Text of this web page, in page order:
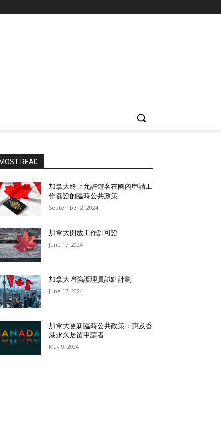
MOST READ
加拿大終止允許遊客在國內申請工
作簽證的臨時公共政策
September 2, 2024
加拿大開放工作許可證
June 17, 2024
加拿大增強護理員試點計劃
June 17, 2024
加拿大更新臨時公共政策：惠及香
港永久居留申請者
May 9, 2024